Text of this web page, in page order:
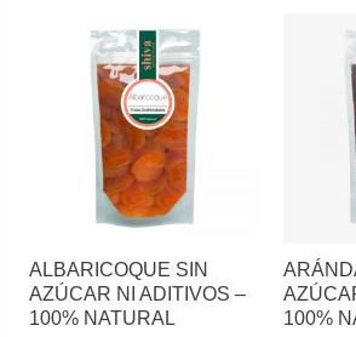
ALBARICOQUE SIN
AZÚCAR NI ADITIVOS –
100% NATURAL
100%